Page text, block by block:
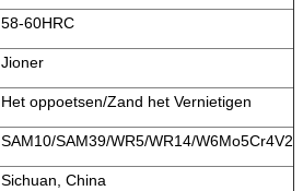
58-60HRC
Jioner
Het oppoetsen/Zand het Vernietigen
SAM10/SAM39/WR5/WR14/W6Mo5Cr4V2
Sichuan, China